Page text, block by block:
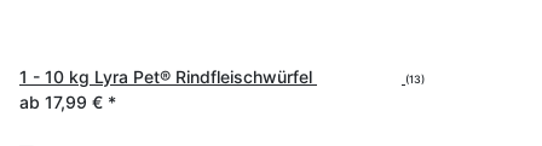
1 - 10 kg Lyra Pet® Rindfleischwürfel (13)
ab 17,99 € *